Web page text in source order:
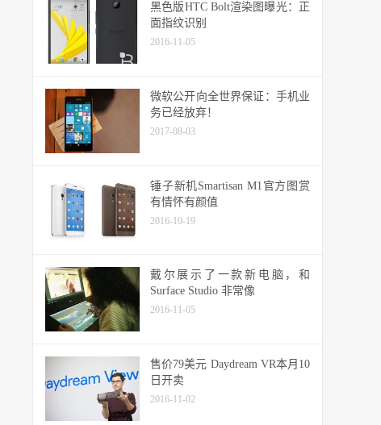
黑色版HTC Bolt渲染图曝光：正
面指纹识别
2016-11-05
微软公开向全世界保证：手机业
务已经放弃！
2017-08-03
锤子新机Smartisan M1官方图赏
有情怀有颜值
2016-10-19
戴尔展示了一款新电脑，和
Surface Studio 非常像
2016-11-05
售价79美元 Daydream VR本月10
日开卖
2016-11-02